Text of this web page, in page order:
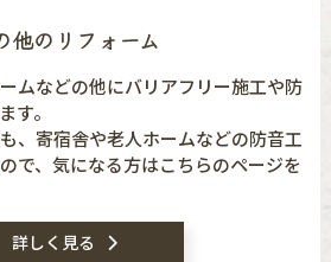
他のリフォーム
ムなどの他にバリアフリー施工や防
す。
、寄宿舎や老人ホームなどの防音工
で、気になる方はこちらのページを
詳しく見る